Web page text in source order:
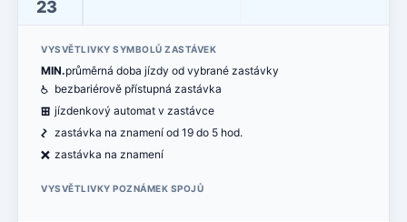
23
VYSVĚTLIVKY SYMBOLŮ ZASTÁVEK
MIN.průměrná doba jízdy od vybrané zastávky
@ bezbariérově přístupná zastávka
æ jízdenkový automat v zastávce
ó zastávka na znamení od 19 do 5 hod.
ë zastávka na znamení
VYSVĚTLIVKY POZNÁMEK SPOJŮ